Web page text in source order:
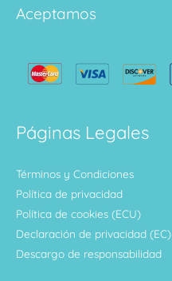
Aceptamos
Páginas Legales
Términos y Condiciones
Política de privacidad
Política de cookies (ECU)
Declaración de privacidad (EC)
Descargo de responsabilidad